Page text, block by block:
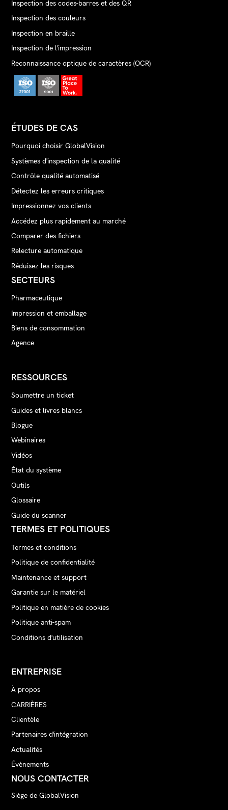
Inspection des codes-barres et des QR
Inspection des couleurs
Inspection en braille
Inspection de l'impression
Reconnaissance optique de caractères (OCR)
ÉTUDES DE CAS
Pourquoi choisir GlobalVision
Systèmes d'inspection de la qualité
Contrôle qualité automatisé
Détectez les erreurs critiques
Impressionnez vos clients
Accédez plus rapidement au marché
Comparer des fichiers
Relecture automatique
Réduisez les risques
SECTEURS
Pharmaceutique
Impression et emballage
Biens de consommation
Agence
RESSOURCES
Soumettre un ticket
Guides et livres blancs
Blogue
Webinaires
Vidéos
État du système
Outils
Glossaire
Guide du scanner
TERMES ET POLITIQUES
Termes et conditions
Politique de confidentialité
Maintenance et support
Garantie sur le matériel
Politique en matière de cookies
Politique anti-spam
Conditions d'utilisation
ENTREPRISE
À propos
CARRIÈRES
Clientèle
Partenaires d'intégration
Actualités
Évènements
NOUS CONTACTER
Siège de GlobalVision